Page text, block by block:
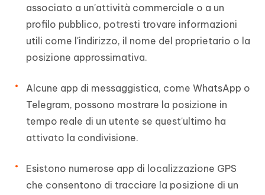
associato a un'attività commerciale o a un
profilo pubblico, potresti trovare informazioni
utili come l'indirizzo, il nome del proprietario o la
posizione approssimativa.
Alcune app di messaggistica, come WhatsApp o
Telegram, possono mostrare la posizione in
tempo reale di un utente se quest'ultimo ha
attivato la condivisione.
Esistono numerose app di localizzazione GPS
che consentono di tracciare la posizione di un